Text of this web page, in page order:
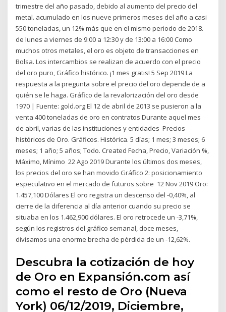
trimestre del año pasado, debido al aumento del precio del
metal. acumulado en los nueve primeros meses del año a casi
550 toneladas, un 12% más que en el mismo periodo de 2018.
de lunes a viernes de 9:00 a 12:30 y de 13:00 a 16:00 Como
muchos otros metales, el oro es objeto de transacciones en
Bolsa. Los intercambios se realizan de acuerdo con el precio
del oro puro, Gráfico histórico. ¡1 mes gratis! 5 Sep 2019 La
respuesta a la pregunta sobre el precio del oro depende de a
quién se le haga. Gráfico de la revalorización del oro desde
1970 | Fuente: gold.org El 12 de abril de 2013 se pusieron a la
venta 400 toneladas de oro en contratos Durante aquel mes
de abril, varias de las instituciones y entidades Precios
históricos de Oro. Gráficos. Histórica. 5 días; 1 mes; 3 meses; 6
meses; 1 año; 5 años; Todo. Created Fecha, Precio, Variación %,
Máximo, Mínimo 22 Ago 2019 Durante los últimos dos meses,
los precios del oro se han movido Gráfico 2: posicionamiento
especulativo en el mercado de futuros sobre 12 Nov 2019 Oro:
1.457,100 Dólares El oro registra un descenso del -0,40%, al
cierre de la diferencia al día anterior cuando su precio se
situaba en los 1.462,900 dólares. El oro retrocede un -3,71%,
según los registros del gráfico semanal, doce meses,
divisamos una enorme brecha de pérdida de un -12,62%.
Descubra la cotización de hoy
de Oro en Expansión.com así
como el resto de Oro (Nueva
York) 06/12/2019, Diciembre,